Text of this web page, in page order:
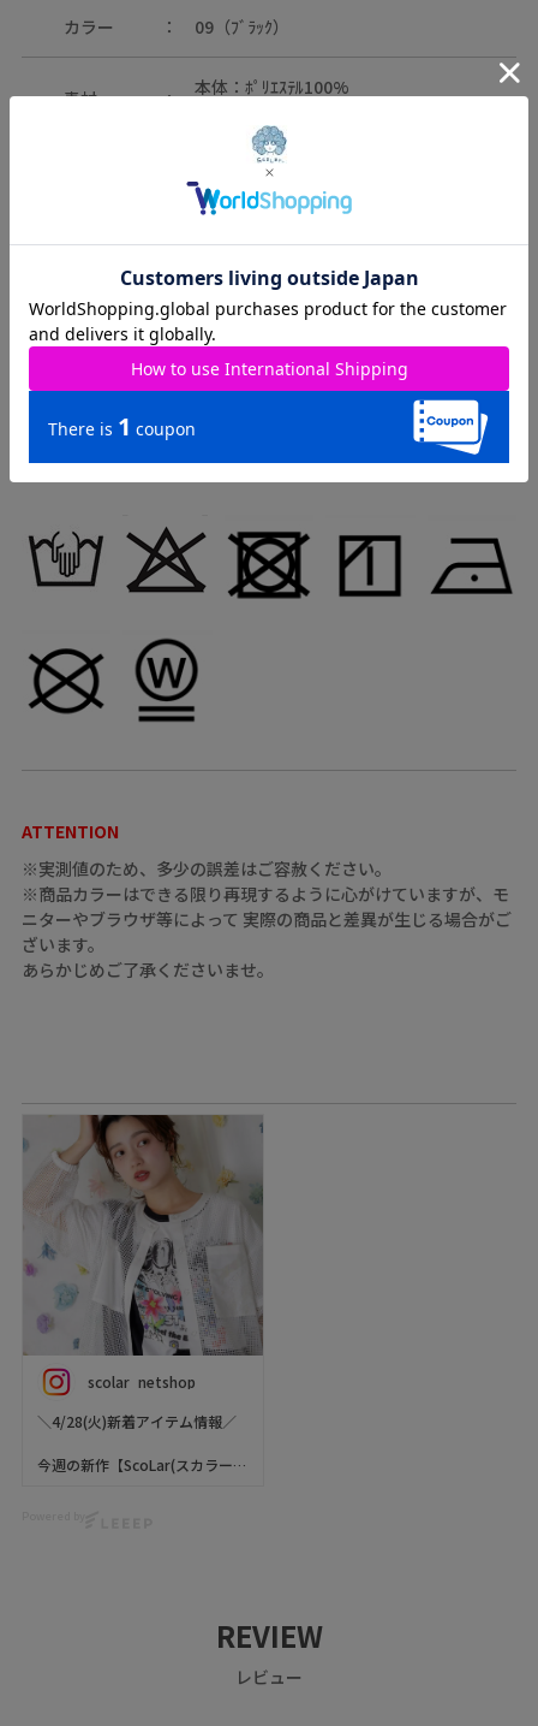
カラー 09（ﾌﾞﾗｯｸ）
素材
本体：ﾎﾟﾘｴｽﾃﾙ100%
ご注意ください。
※この製品は生地独特な風合いを出すために、製品加工してあり
ます。(製品は1点､1点多少表情が違います)
※この商品はデリケートな素材を使用しております。糸及び編組
織の性質上、引っ掛け・引っ掛かりやすい為、着脱時や取り扱い
にご注意下さい。
※この製品は箔ﾌﾟﾘﾝﾄがされていますので、強い摩擦や折り目にご
注意ください。
ATTENTION
※実測値のため、多少の誤差はご容赦ください。
※商品カラーはできる限り再現するように心がけていますが、モ
ニターやブラウザ等によって 実際の商品と差異が生じる場合がご
ざいます。
あらかじめご了承くださいませ。
scolar_netshop
＼4/28(火)新着アイテム情報／
今週の新作【ScoLar(スカラー)
しげな羽織たちが入荷しましたREVIEW
レビュー